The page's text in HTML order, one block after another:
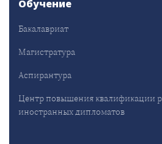
Обучение
Бакалавриат
Магистратура
Аспирантура
Центр повышения квалификации
иностранных дипломатов